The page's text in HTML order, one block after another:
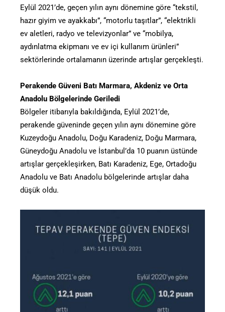
Eylül 2021’de, geçen yılın aynı dönemine göre “tekstil,
hazır giyim ve ayakkabı”, “motorlu taşıtlar”, “elektrikli
ev aletleri, radyo ve televizyonlar” ve “mobilya,
aydınlatma ekipmanı ve ev içi kullanım ürünleri”
sektörlerinde ortalamanın üzerinde artışlar gerçekleşti.
Perakende Güveni Batı Marmara, Akdeniz ve Orta
Anadolu Bölgelerinde Geriledi
Bölgeler itibarıyla bakıldığında, Eylül 2021’de,
perakende güveninde geçen yılın aynı dönemine göre
Kuzeydoğu Anadolu, Doğu Karadeniz, Doğu Marmara,
Güneydoğu Anadolu ve İstanbul’da 10 puanın üstünde
artışlar gerçekleşirken, Batı Karadeniz, Ege, Ortadoğu
Anadolu ve Batı Anadolu bölgelerinde artışlar daha
düşük oldu.